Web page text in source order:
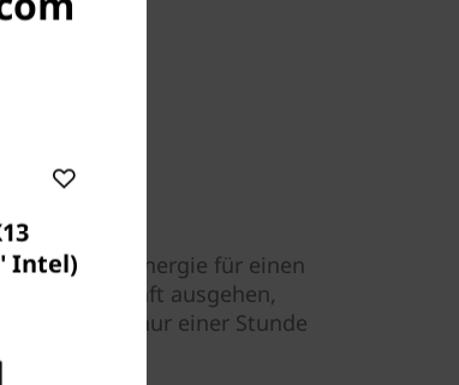
Ihnen Akkuenergie für einen
mal der Saft ausgehen,
in nur einer Stunde
Intel)